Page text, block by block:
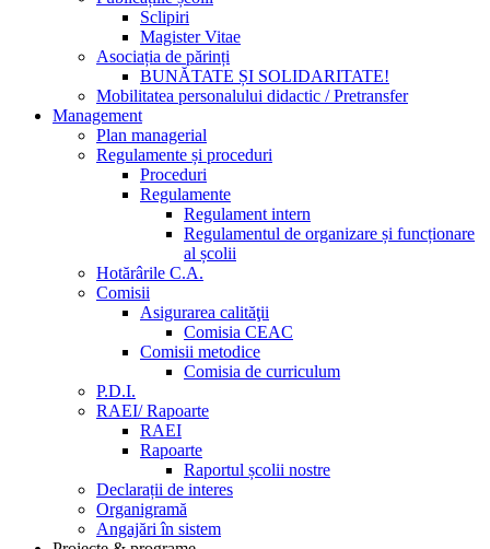
Sclipiri
Magister Vitae
Asociația de părinți
BUNĂTATE ȘI SOLIDARITATE!
Mobilitatea personalului didactic / Pretransfer
Management
Plan managerial
Regulamente și proceduri
Proceduri
Regulamente
Regulament intern
Regulamentul de organizare și funcționare
al școlii
Hotărârile C.A.
Comisii
Asigurarea calităţii
Comisia CEAC
Comisii metodice
Comisia de curriculum
P.D.I.
RAEI/ Rapoarte
RAEI
Rapoarte
Raportul școlii nostre
Declarații de interes
Organigramă
Angajări în sistem